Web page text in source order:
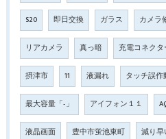
S20 即日交換 ガラス カメラ
リアカメラ 真っ暗 充電コネクタ
摂津市 11 液漏れ タッチ誤作
最大容量「‐」 アイフォン１１
液晶画面 豊中市蛍池東町 減り早